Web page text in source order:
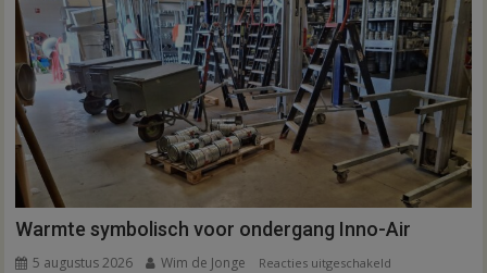
Hardenberg
en
Sibculo
Warmte symbolisch voor ondergang Inno-Air
5 augustus 2026 Wim de Jonge Reacties uitgeschakeld